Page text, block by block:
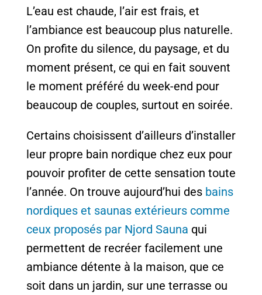
L’eau est chaude, l’air est frais, et
l’ambiance est beaucoup plus naturelle.
On profite du silence, du paysage, et du
moment présent, ce qui en fait souvent
le moment préféré du week-end pour
beaucoup de couples, surtout en soirée.
Certains choisissent d’ailleurs d’installer
leur propre bain nordique chez eux pour
pouvoir profiter de cette sensation toute
l’année. On trouve aujourd’hui des bains
nordiques et saunas extérieurs comme
ceux proposés par Njord Sauna qui
permettent de recréer facilement une
ambiance détente à la maison, que ce
soit dans un jardin, sur une terrasse ou